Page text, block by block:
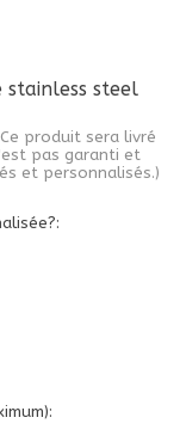
stainless steel
produit sera livré
pas garanti et
et personnalisés.)